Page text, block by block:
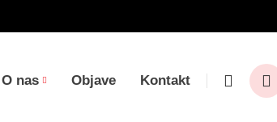
O nas Objave Kontakt